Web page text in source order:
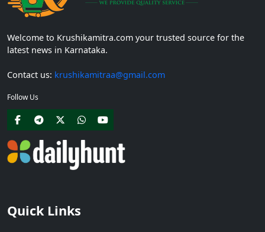
Welcome to Krushikamitra.com your trusted source for the
latest news in Karnataka.
Contact us: krushikamitraa@gmail.com
Follow Us
Quick Links